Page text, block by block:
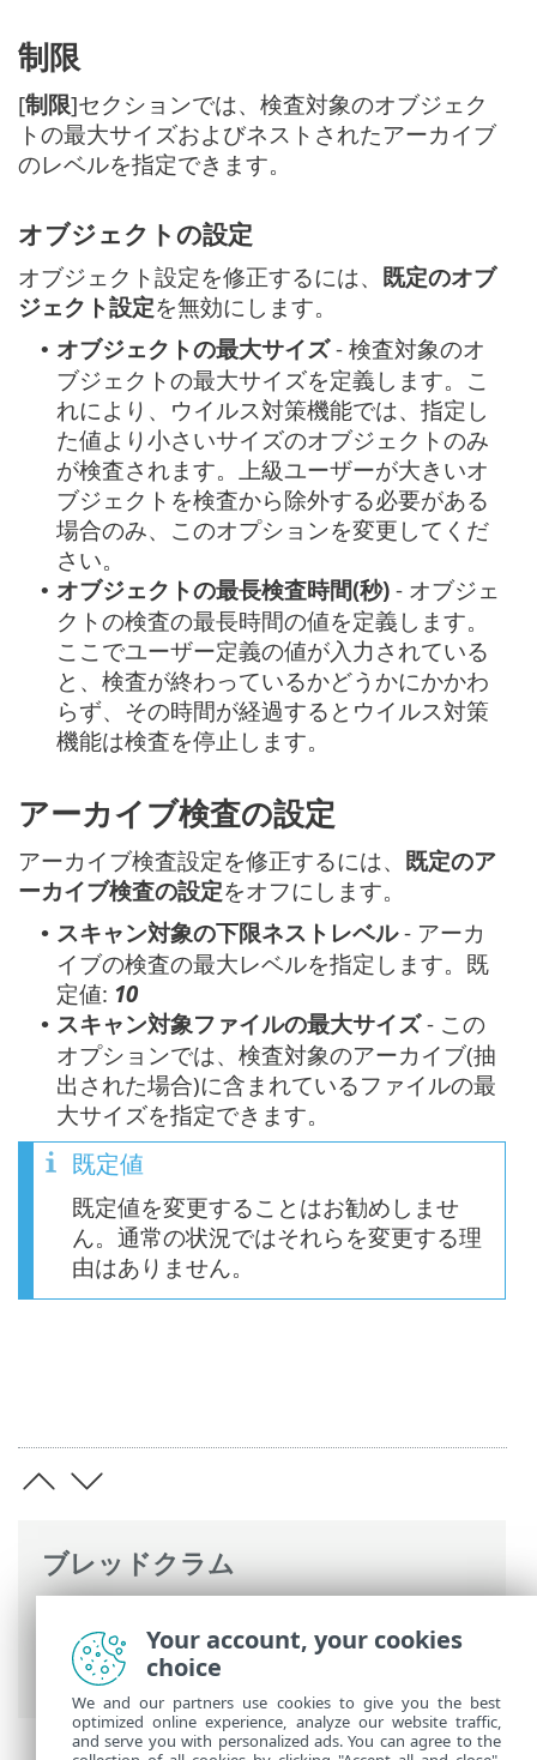
ブレッドクラム
Security for Linux>設定>検出エンジン>
ThreatSenseパラメーター
制限
[制限]セクションでは、検査対象のオブジェク
トの最大サイズおよびネストされたアーカイブ
のレベルを指定できます。
オブジェクトの設定
オブジェクト設定を修正するには、 既定のオブ
ジェクト設定を無効にします。
• オブジェクトの最大サイズ- 検査対象のオ
ブジェクトの最大サイズを定義します。こ
れにより、ウイルス対策機能では、指定し
た値より小さいサイズのオブジェクトのみ
が検査されます。上級ユーザーが大きいオ
ブジェクトを検査から除外する必要がある
場合のみ、このオプションを変更してくだ
さい。
• オブジェクトの最長検査時間(秒) - オブジェ
クトの検査の最長時間の値を定義します。
ここでユーザー定義の値が入力されている
と、検査が終わっているかどうかにかかわ
らず、その時間が経過するとウイルス対策
機能は検査を停止します。
アーカイブ検査の設定
アーカイブ検査設定を修正するには、 既定のア
ーカイブ検査の設定をオフにします。
• スキャン対象の下限ネストレベル- アーカ
イブの検査の最大レベルを指定します。既
定値: 10
• スキャン対象ファイルの最大サイズ- この
オプションでは、検査対象のアーカイブ(抽
出された場合)に含まれているファイルの最
大サイズを指定できます。
既定値
既定値を変更することはお勧めしませ
ん。通常の状況ではそれらを変更する理
由はありません。
Your account, your cookies
choice
We and our partners use cookies to give you the best
optimized online experience, analyze our website traffic,
and serve you with personalized ads. You can agree to the